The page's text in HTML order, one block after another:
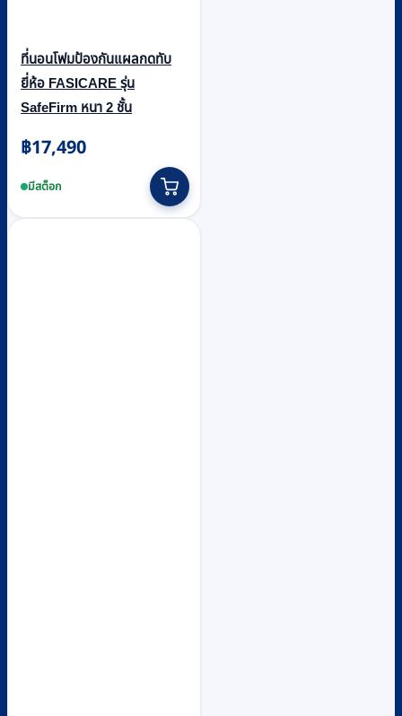
ที่นอนโฟมป้องกันแผลกดทับ
ยี่ห้อ FASICARE รุ่น
SafeFirm หนา 2 ชั้น
฿17,490
มีสต็อก